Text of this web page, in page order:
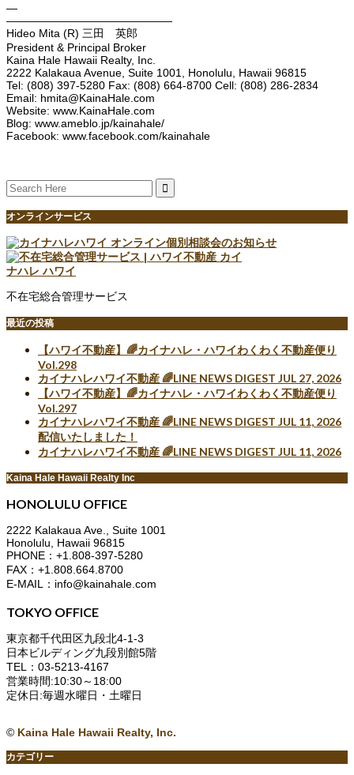
—
———————————————
Hideo Mita (R) 三田 英郎
President & Principal Broker
Kaina Hale Hawaii Realty, Inc.
2222 Kalakaua Avenue, Suite 1001, Honolulu, Hawaii 96815
Tel: (808) 397-5280 Fax: (808) 664-8700 Cell: (808) 286-2834
Email: hmita@KainaHale.com
Website: www.KainaHale.com
Blog: www.ameblo.jp/kainahale/
Facebook: www.facebook.com/kainahale
Search
for:
オンラインサービス
不在宅総合管理サービス
最近の投稿
【ハワイ不動産】🌈カイナハレ・ハワイわくわく不動産便り
Vol.298
カイナハレハワイ不動産 🌈LINE NEWS DIGEST JUL 27, 2026
【ハワイ不動産】🌈カイナハレ・ハワイわくわく不動産便り
Vol.297
カイナハレハワイ不動産 🌈LINE NEWS DIGEST JUL 11, 2026
配信いたしました！
カイナハレハワイ不動産 🌈LINE NEWS DIGEST JUL 11, 2026
Kaina Hale Hawaii Realty Inc
HONOLULU OFFICE
2222 Kalakaua Ave., Suite 1001
Honolulu, Hawaii 96815
PHONE：+1.808-397-5280
FAX：+1.808.664.8700
E-MAIL：info@kainahale.com
TOKYO OFFICE
東京都千代田区九段北4-1-3
日本ビルディング九段別館5階
TEL：03-5213-4167
営業時間:10:30～18:00
定休日:毎週水曜日・土曜日
© Kaina Hale Hawaii Realty, Inc.
カテゴリー